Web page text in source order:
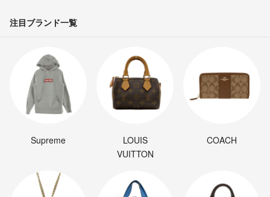
注目ブランド一覧
Supreme
LOUIS
VUITTON
COACH